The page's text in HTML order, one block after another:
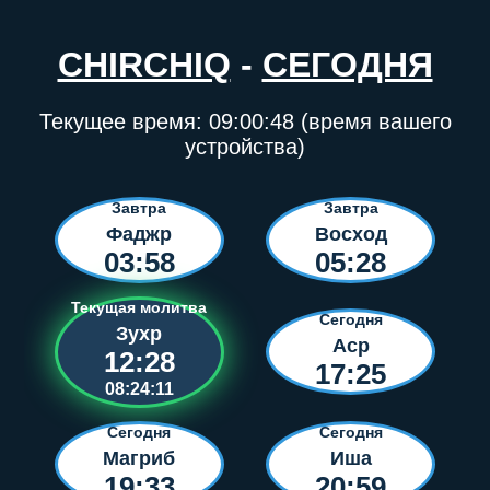
CHIRCHIQ - СЕГОДНЯ
Текущее время: 09:00:48(время вашего
устройства)
Завтра
Фаджр
03:58
Завтра
Восход
05:28
Текущая молитва
Зухр
12:28
08:24:11
Сегодня
Аср
17:25
Сегодня
Магриб
Сегодня
Иша